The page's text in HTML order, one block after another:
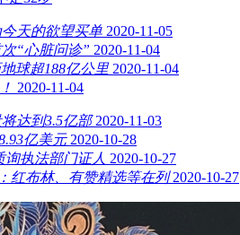
天的欲望买单 2020-11-05
“心脏问诊” 2020-11-04
球超188亿公里 2020-11-04
2020-11-04
达到3.5亿部 2020-11-03
亿美元 2020-10-28
执法部门证人 2020-10-27
红布林、有赞精选等在列 2020-10-27